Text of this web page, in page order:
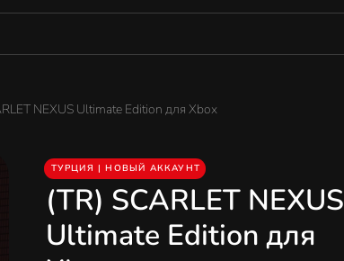
NEXUS Ultimate Edition для Xbox
ТУРЦИЯ | НОВЫЙ АККАУНТ
(TR) SCARLET NEXUS
Ultimate Edition для